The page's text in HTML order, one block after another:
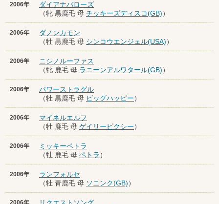
2006年
ダイアナバローズ
（牝 黒鹿毛 母 チッキーズディスコ(GB)）
2006年
ダノンカモン
（牡 黒鹿毛 母 シンコウエンジェル(USA)）
2006年
ニシノルーファス
（牝 鹿毛 母 ラニーンアルワタール(GB)）
2006年
パワーストラグル
（牡 黒鹿毛 母 ビッグハッピー）
2006年
マイネルエルフ
（牡 鹿毛 母 ゲイリーピクシー）
2006年
ミッキーペトラ
（牡 鹿毛 母 ペトラ ）
2006年
ランフォルセ
（牡 青鹿毛 母 ソニンク(GB)）